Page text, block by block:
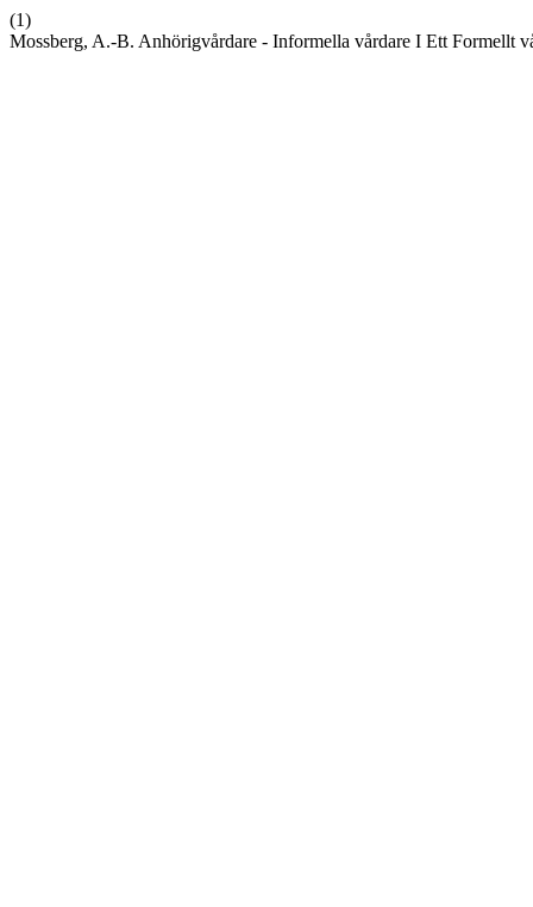
(1)
Mossberg, A.-B. Anhörigvårdare - Informella vårdare I Ett Formellt